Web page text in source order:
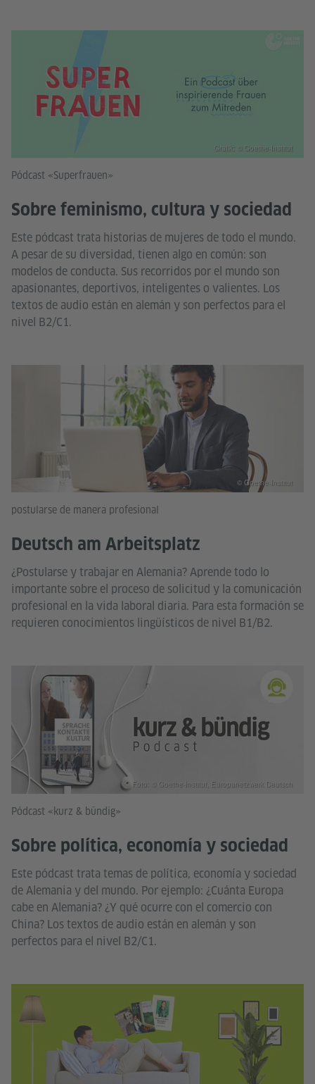
Pódcast «Superfrauen»
Sobre feminismo, cultura y sociedad
Este pódcast trata historias de mujeres de todo el mundo.
A pesar de su diversidad, tienen algo en común: son
modelos de conducta. Sus recorridos por el mundo son
apasionantes, deportivos, inteligentes o valientes. Los
textos de audio están en alemán y son perfectos para el
nivel B2/C1.
Grafik: © Goethe-Institut
postularse de manera profesional
Deutsch am Arbeitsplatz
¿Postularse y trabajar en Alemania? Aprende todo lo
importante sobre el proceso de solicitud y la comunicación
profesional en la vida laboral diaria. Para esta formación se
requieren conocimientos lingüísticos de nivel B1/B2.
© Goethe-Institut
Pódcast «kurz & bündig»
Sobre política, economía y sociedad
Este pódcast trata temas de política, economía y sociedad
de Alemania y del mundo. Por ejemplo: ¿Cuánta Europa
cabe en Alemania? ¿Y qué ocurre con el comercio con
China? Los textos de audio están en alemán y son
perfectos para el nivel B2/C1.
Foto: © Goethe-Institut, Europanetzwerk Deutsch